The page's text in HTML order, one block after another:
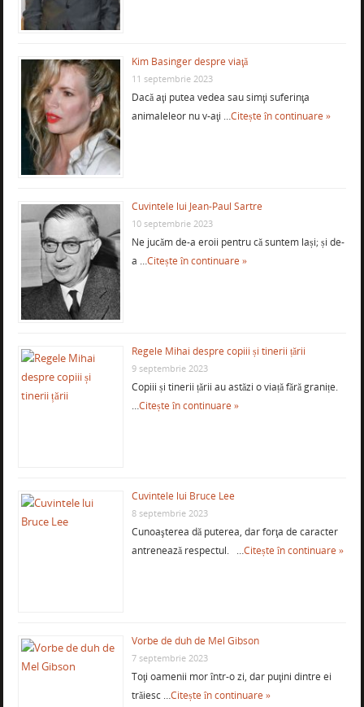
Kim Basinger despre viaţă
11 septembrie 2023
Dacă aţi putea vedea sau simţi suferinţa
animaleleor nu v-aţi …Citește în continuare »
Cuvintele lui Jean-Paul Sartre
10 septembrie 2023
Ne jucăm de-a eroii pentru că suntem lași; și de-
a …Citește în continuare »
Regele Mihai despre copiii și tinerii țării
9 septembrie 2023
Copiii și tinerii țării au astăzi o viață fără granițe.
…Citește în continuare »
Cuvintele lui Bruce Lee
8 septembrie 2023
Cunoaşterea dă puterea, dar forţa de caracter
antrenează respectul. …Citește în continuare »
Vorbe de duh de Mel Gibson
7 septembrie 2023
Toţi oamenii mor într-o zi, dar puţini dintre ei
trăiesc …Citește în continuare »